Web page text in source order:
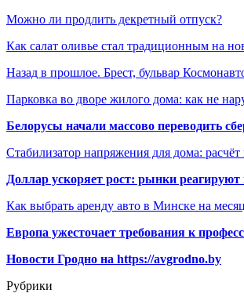
Можно ли продлить декретный отпуск?
Как салат оливье стал традиционным на
Назад в прошлое. Брест, бульвар
Парковка во дворе жилого дома: как не
Белорусы начали массово переводить
Стабилизатор напряжения для дома:
Доллар ускоряет рост: рынки
Как выбрать аренду авто в Минске на
Европа ужесточает требования к
Новости Гродно на https://avgrodno.by
Рубрики